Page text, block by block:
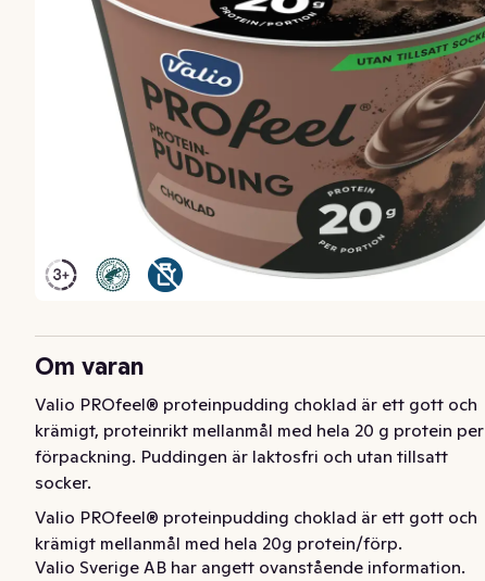
Om varan
Valio PROfeel® proteinpudding choklad är ett gott och
krämigt, proteinrikt mellanmål med hela 20 g protein per
förpackning. Puddingen är laktosfri och utan tillsatt
socker.
Valio PROfeel® proteinpudding choklad är ett gott och
krämigt mellanmål med hela 20g protein/förp.
Produkten är laktosfri och utan tillsatt socker.
Valio Sverige AB har angett ovanstående information.